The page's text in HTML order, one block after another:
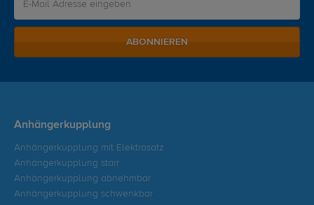
ABONNIEREN
Anhängerkupplung
Anhängerkupplung mit Elektrosatz
Anhängerkupplung starr
Anhängerkupplung abnehmbar
Anhängerkupplung schwenkbar